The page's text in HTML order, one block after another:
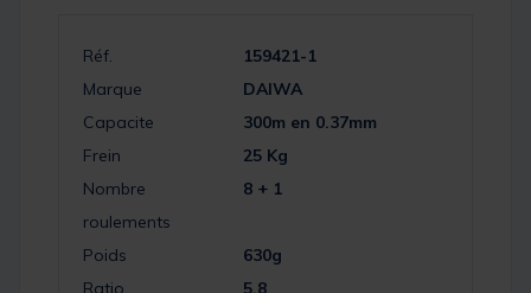
Réf.
159421-1
Marque
DAIWA
Capacite
300m en 0.37mm
Frein
25 Kg
Nombre
roulements
8 + 1
Poids
630g
Ratio
5.8